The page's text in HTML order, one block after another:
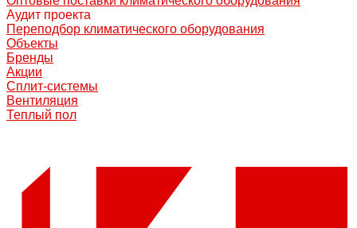
Аудит проекта
Переподбор климатического оборудования
Объекты
Бренды
Акции
Сплит-системы
Вентиляция
Теплый пол